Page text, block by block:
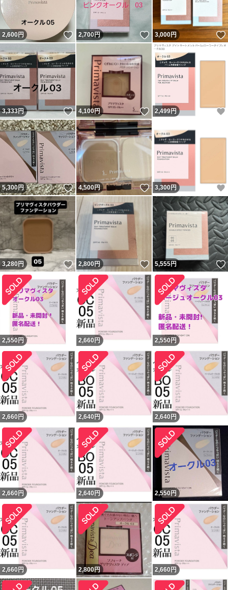
2,600円 いいね！
2,700円 いいね！
3,000円
3,333円 いいね！
4,100円 いいね！
2,499円
5,300円 いいね！
4,500円 いいね！
3,300円
3,280円 いいね！
2,800円 いいね！
5,555円
2,550円 2,660 円 2,550円
2,660 円 2,640 円 2,640 円
2,660 円 2,640 円 2,550円
2,660 円 2,800円 2,660 円